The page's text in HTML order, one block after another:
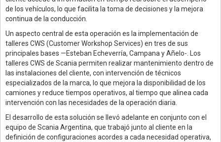
de los vehículos, lo que facilita la toma de decisiones y la mejora
continua de la conducción.
Un aspecto central de esta operación es la implementación de
talleres CWS (Customer Workshop Services) en tres de sus
principales bases —Esteban Echeverría, Campana y Añelo-. Los
talleres CWS de Scania permiten realizar mantenimiento dentro de
las instalaciones del cliente, con intervención de técnicos
especializados de la marca, lo que mejora la disponibilidad de los
camiones y reduce tiempos operativos, al tiempo que alinea cada
intervención con las necesidades de la operación diaria.
El desarrollo de esta solución se llevó adelante en conjunto con el
equipo de Scania Argentina, que trabajó junto al cliente en la
definición de configuraciones acordes a cada necesidad operativa,